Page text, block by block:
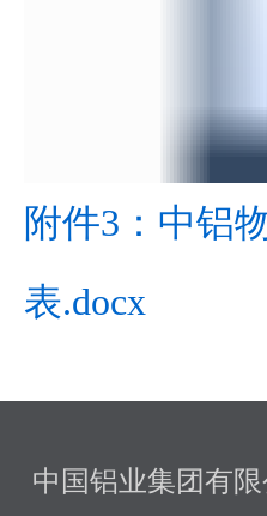
附件3：中铝
表.docx
中国铝业集团有